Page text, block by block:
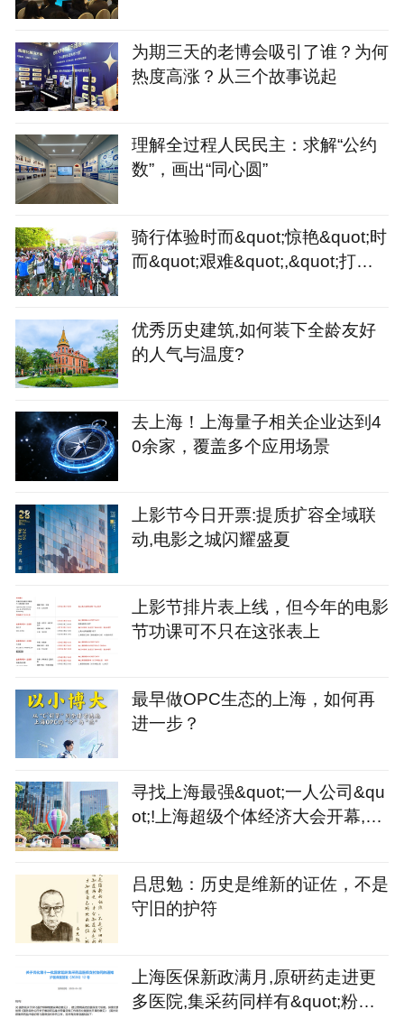
为期三天的老博会吸引了谁？为何
热度高涨？从三个故事说起
理解全过程人民民主：求解“公约
数”，画出“同心圆”
骑行体验时而&quot;惊艳&quot;时
而&quot;艰难&quot;,&quot;打造
优秀历史建筑,如何装下全龄友好
的人气与温度?
去上海！上海量子相关企业达到4
0余家，覆盖多个应用场景
上影节今日开票:提质扩容全域联
动,电影之城闪耀盛夏
上影节排片表上线，但今年的电影
节功课可不只在这张表上
最早做OPC生态的上海，如何再
进一步？
寻找上海最强&quot;一人公司&qu
ot;!上海超级个体经济大会开幕,征
吕思勉：历史是维新的证佐，不是
守旧的护符
上海医保新政满月,原研药走进更
多医院,集采药同样有&quot;粉丝&